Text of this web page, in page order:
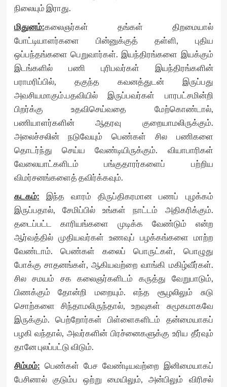
நிலையும் இராது.
மிதுனம்:கலைஞர்கள் தங்கள் திறமையால்
போட்டியாளர்களை பின்னுக்குத் தள்ளி, புதிய
ஒப்பந்தங்களை பெறுவார்கள். இயந்திரங்களை இயக்கும்
இடங்களில் பணி புரிபவர்கள் இயந்திரங்களின்
பராமரிப்பில், தகுந்த கவனத்துடன் இருப்பது
அவசியமாகும்.பதவியில் இருப்பவர்கள் பாரபட்சமின்றி
பிறர்க்கு உதவிசெய்வதை மேற்கொண்டால்,
பணியாளர்களின் ஆதரவு குறையாமலிருக்கும்.
அலைச்சலின் நடுவேயும் பெண்கள் சில பணிகளை
தொடர்ந்து செய்ய வேண்டியிருக்கும். வியாபாரிகள்
வேலையாட்களிடம் பங்குதாரர்களைப் பற்றிய
விமர்சனங்களைத் தவிர்க்கவும்.
கடகம்: இந்த வாரம் திருப்திகரமான பணப் புழக்கம்
இருப்பதால், சேமிப்பில் உங்கள் நாட்டம் அதிகரிக்கும்.
தடைப்பட்ட காரியங்களை முடிக்க வேண்டும் என்ற
ஆர்வத்தில் முதியவர்கள் உணவுப் பழக்கங்களை மாற்ற
வேண்டாம். பெண்கள் கலைப் பொருட்கள், பொழுது
போக்கு சாதனங்கள், ஆகியவற்றை வாங்கி மகிழ்வீர்கள்.
சில சமயம் சக கலைஞர்களிடம் கருத்து வேறுபாடும்,
பிணக்கும் தோன்றி மறையும். எந்த சூழலிலும் சுடு
சொற்களை சிந்தாமலிருந்தால், உறவுகள் சுமூகமாகவே
இருக்கும். பெற்றோர்கள் பிள்ளைகளிடம் தன்மையாகப்
பழகி வந்தால், அவர்களின் பிரச்னைகளுக்கு உரிய தீர்வும்
தானே புலப்பட்டு விடும்.
சிம்மம்: பெண்கள் பேச வேண்டியவற்றை இனிமையாகப்
பேசினால் குடும்ப ஒற்று மையிலும், அன்பிலும் விரிசல்